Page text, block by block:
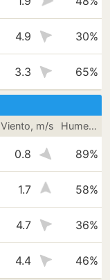
4.9 30%
3.3 65%
Viento, m/s Humedad
0.8 89%
1.7 58%
4.7 36%
4.4 46%